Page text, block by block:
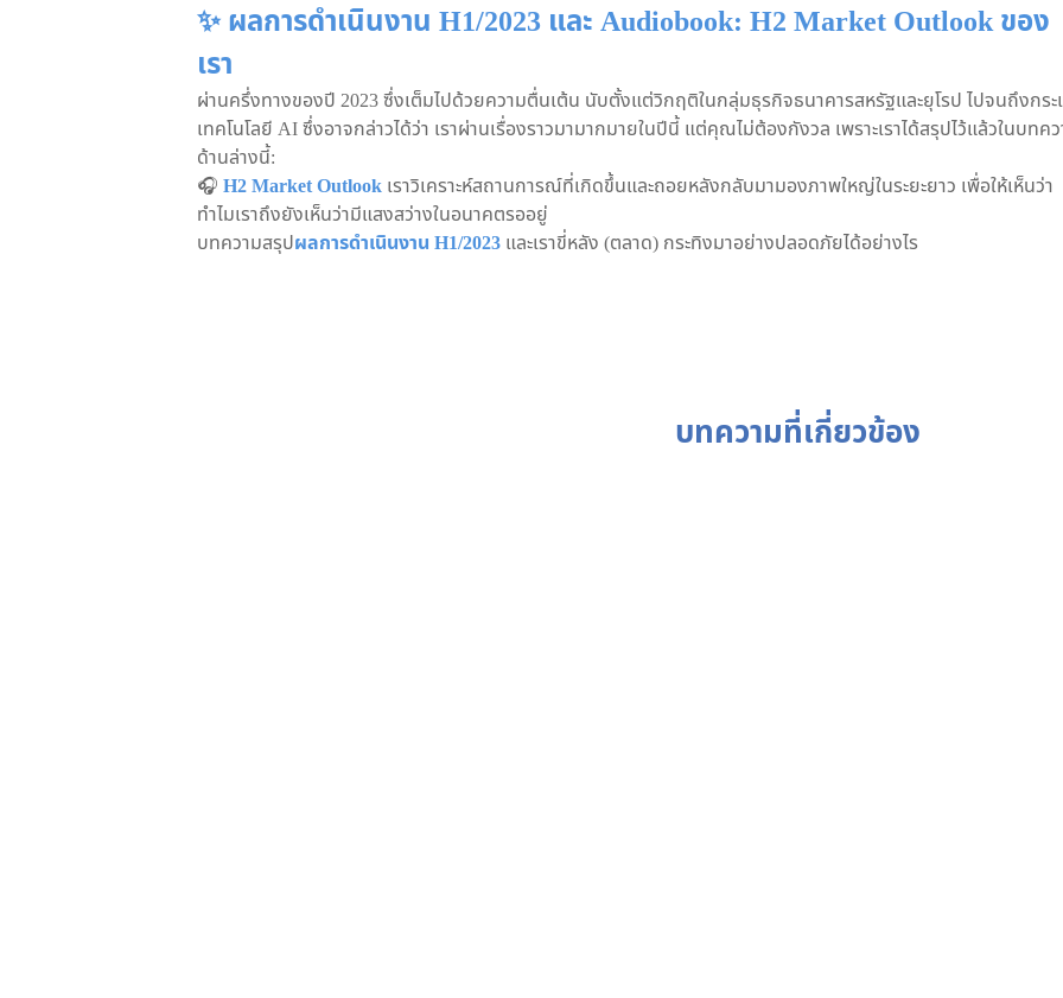
✨ ผลการดำเนินงาน H1/2023 และ Audiobook: H2 Market Outlook ของ
เรา
ผ่านครึ่งทางของปี 2023 ซึ่งเต็มไปด้วยความตื่นเต้น นับตั้งแต่วิกฤติในกลุ่มธุรกิจธนาคารสหรัฐและยุโรป ไปจนถึงกระ
เทคโนโลยี AI ซึ่งอาจกล่าวได้ว่า เราผ่านเรื่องราวมามากมายในปีนี้ แต่คุณไม่ต้องกังวล เพราะเราได้สรุปไว้แล้วในบทค
ด้านล่างนี้:
🎧 H2 Market Outlook เราวิเคราะห์สถานการณ์ที่เกิดขึ้นและถอยหลังกลับมามองภาพใหญ่ในระยะยาว เพื่อให้เห็นว่า
ทำไมเราถึงยังเห็นว่ามีแสงสว่างในอนาคตรออยู่
บทความสรุปผลการดำเนินงาน H1/2023 และเราขี่หลัง (ตลาด) กระทิงมาอย่างปลอดภัยได้อย่างไร
บทความที่เกี่ยวข้อง